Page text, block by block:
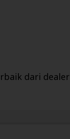
dari dealer